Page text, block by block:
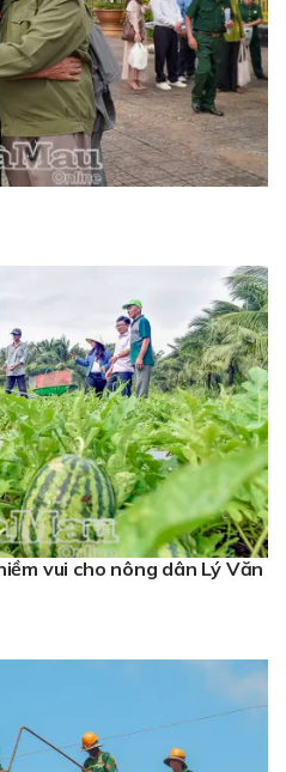
vui cho nông dân Lý Văn